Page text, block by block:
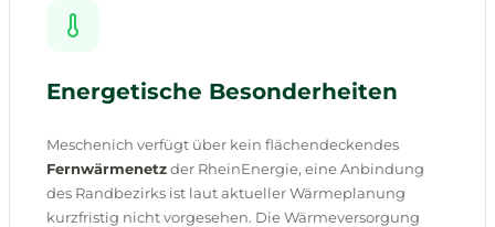
Energetische Besonderheiten
Meschenich verfügt über kein flächendeckendes
Fernwärmenetzder RheinEnergie, eine Anbindung
des Randbezirks ist laut aktueller Wärmeplanung
kurzfristig nicht vorgesehen. Die Wärmeversorgung